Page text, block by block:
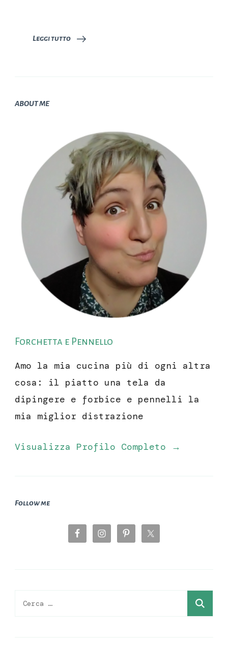
Leggi tutto
ABOUT ME
Forchetta e Pennello
Amo la mia cucina più di ogni altra
cosa: il piatto una tela da
dipingere e forbice e pennelli la
mia miglior distrazione
Visualizza Profilo Completo →
Follow me
Ricerca